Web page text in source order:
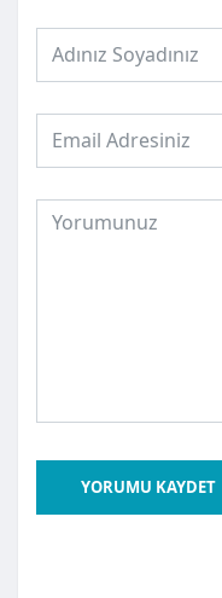
YORUMU KAYDET